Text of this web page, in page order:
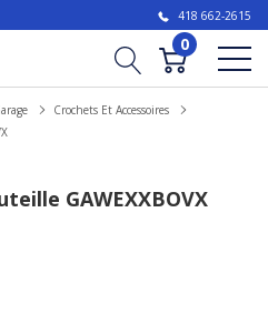
418 662-2615
0
Crochets Et Accessoires
GAWEXXBOVX